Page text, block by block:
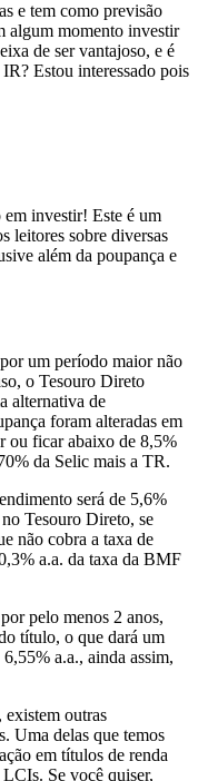
e tem como previsão
algum momento investir
de ser vantajoso, e é
Estou interessado pois
em investir! Este é um
leitores sobre diversas
além da poupança e
um período maior não
o Tesouro Direto
alternativa de
foram alteradas em
ou ficar abaixo de 8,5%
da Selic mais a TR.
será de 5,6%
Tesouro Direto, se
não cobra a taxa de
a.a. da taxa da BMF
pelo menos 2 anos,
título, o que dará um
a.a., ainda assim,
existem outras
Uma delas que temos
em títulos de renda
Se você quiser,